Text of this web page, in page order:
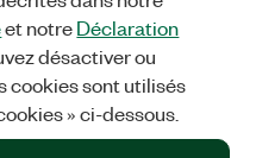
et notreDéclaration
désactiver ou
cookies sont utilisés
» ci-dessous.